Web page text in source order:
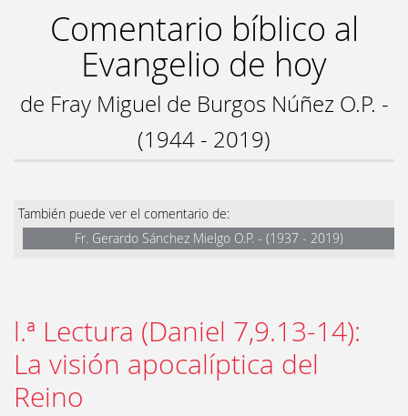
Comentario bíblico al
Evangelio de hoy
de Fray Miguel de Burgos Núñez O.P. -
(1944 - 2019)
También puede ver el comentario de:
Fr. Gerardo Sánchez Mielgo O.P. - (1937 - 2019)
l.ª Lectura (Daniel 7,9.13-14):
La visión apocalíptica del
Reino